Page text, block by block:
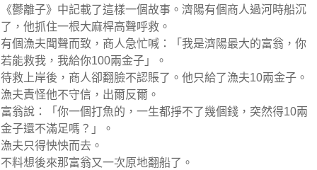
《鬱離子》中記載了這樣一個故事。濟陽有個商人過河時船沉
了，他抓住一根大麻桿高聲呼救。
有個漁夫聞聲而致，商人急忙喊：「我是濟陽最大的富翁，你
若能救我，我給你100兩金子」。
待救上岸後，商人卻翻臉不認賬了。他只給了漁夫10兩金子。
漁夫責怪他不守信，出爾反爾。
富翁說：「你一個打魚的，一生都掙不了幾個錢，突然得10兩
金子還不滿足嗎？」。
漁夫只得怏怏而去。
不料想後來那富翁又一次原地翻船了。